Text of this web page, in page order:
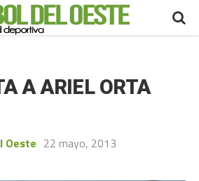
A ARIEL ORTA
Oeste 22 mayo, 2013